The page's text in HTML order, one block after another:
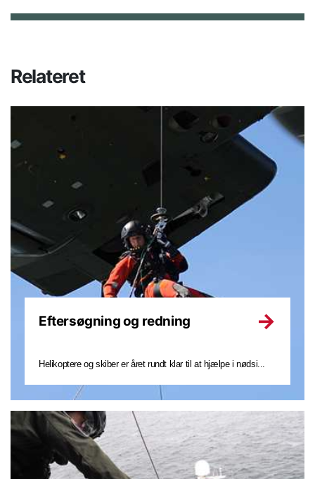
Relateret
Eftersøgning og redning
Helikoptere og skiber er året rundt klar til at hjælpe i nødsi...